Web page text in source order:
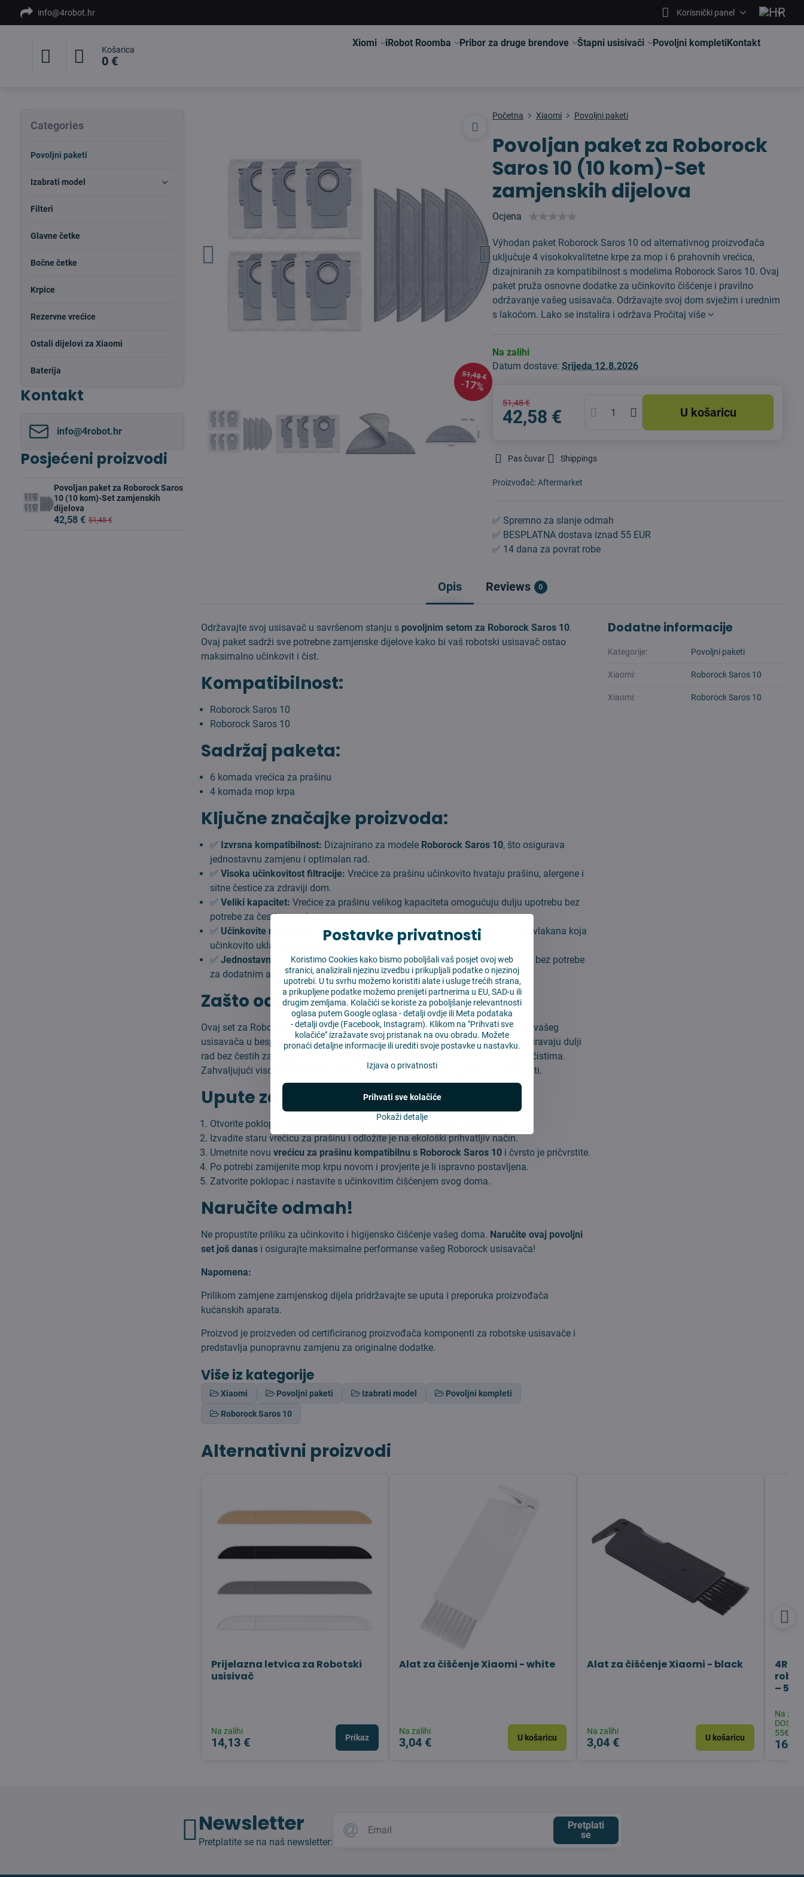
info@4robot.hr Korisnički panel
Košarica
0 €
Xiomi iRobot Roomba Pribor za druge brendove Štapni usisivači Povoljni kompletiKontakt
51,48 €
17%
Početna Xiaomi Povoljni paketi
Povoljan paket za Roborock
Saros 10 (10 kom)-Set
zamjenskih dijelova
Ocjena
Výhodan paket Roborock Saros 10 od alternativnog proizvođača
uključuje 4 visokokvalitetne krpe za mop i 6 prahovnih vrećica,
dizajniranih za kompatibilnost s modelima Roborock Saros 10. Ovaj
paket pruža osnovne dodatke za učinkovito čišćenje i pravilno
održavanje vašeg usisavača. Održavajte svoj dom svježim i urednim
s lakoćom. Lako se instalira i održava Pročitaj više
Na zalihi
Datum dostave:Srijeda 12.8.2026
51,48 €
42,58 € U košaricu
Pas čuvar Shippings
Proizvođač:Aftermarket
✅ Spremno za slanje odmah
✅ BESPLATNA dostava iznad 55 EUR
✅ 14 dana za povrat robe
Opis Reviews 0
Održavajte svoj usisavač u savršenom stanju s povoljnim setom za Roborock Saros 10.
Ovaj paket sadrži sve potrebne zamjenske dijelove kako bi vaš robotski usisavač ostao
maksimalno učinkovit i čist.
Kompatibilnost:
Roborock Saros 10
Roborock Saros 10
Sadržaj paketa:
6 komada vrećica za prašinu
4 komada mop krpa
Ključne značajke proizvoda:
✅ Izvrsna kompatibilnost: Dizajnirano za modele Roborock Saros 10, što osigurava
jednostavnu zamjenu i optimalan rad.
✅Visoka učinkovitost filtracije: Vrećice za prašinu učinkovito hvataju prašinu, alergene i
sitne čestice za zdraviji dom.
✅Veliki kapacitet: Vrećice za prašinu velikog kapaciteta omogućuju dulju upotrebu bez
potrebe za čestim zamjenama.
✅ Učinkovite mop krpe:
Krpe za mop izrađene su od visokokvalitetnih mikrovlakana koja
učinkovito uklanjaju prljavštinu i mrlje.
✅Jednostavna zamjena:Brza i čista zamjena vrećica za prašinu i mop krpa bez potrebe
za dodatnim alatima.
Zašto odabrati ovaj povoljni set?
Ovaj set za Roborock Saros 10 sadrži sve potrebne komponente za održavanje vašeg
usisavača u besprijekornom stanju. Vrećice za prašinu velikog kapaciteta osiguravaju dulji
rad bez čestih zamjena, dok mop krpe pomažu u održavanju podova savršeno čistima.
Zahvaljujući visokokvalitetnim materijalima, svi dijelovi su dugotrajni i učinkoviti.
Upute za upotrebu:
Otvorite poklopac spremnika za prašinu na svom Roborock usisavaču.
Izvadite staru vrećicu za prašinu i odložite je na ekološki prihvatljiv način.
Umetnite novuvrećicu za prašinu kompatibilnu s Roborock Saros 10 i čvrsto je pričvrstite.
Po potrebi zamijenite mop krpu novom i provjerite je li ispravno postavljena.
Zatvorite poklopac i nastavite s učinkovitim čišćenjem svog doma.
Naručite odmah!
Ne propustite priliku za učinkovito i higijensko čišćenje vašeg doma. Naručite ovaj povoljni
set još danas i osigurajte maksimalne performanse vašeg Roborock usisavača!
Napomena:
Prilikom zamjene zamjenskog dijela pridržavajte se uputa i preporuka proizvođača
kućanskih aparata.
Proizvod je proizveden od certificiranog proizvođača komponenti za robotske usisavače i
predstavlja punopravnu zamjenu za originalne dodatke.
Više iz kategorije
Xiaomi Povoljni paketi Izabrati model Povoljni kompleti
Roborock Saros 10
Dodatne informacije
Kategorije: Povoljni paketi
Xiaomi: Roborock Saros 10
Xiaomi: Roborock Saros 10
Alternativni proizvodi
Prijelazna letvica za Robotski
usisivač
Na zalihi
14,13 € Prikaz
Alat za čišćenje Xiaomi - white
Na zalihi
3,04 € U košaricu
Alat za čišćenje Xiaomi - black
Na zalihi
3,04 € U košaricu
–
Na
55€
Categories
Povoljni paketi
Izabrati model
Filteri
Glavne četke
Bočne četke
Krpice
Rezervne vrećice
Ostali dijelovi za Xiaomi
Baterija
Kontakt
info​@4robot​.hr
Posjećeni proizvodi
Povoljan paket za Roborock Saros
10 (10 kom)-Set zamjenskih
dijelova
42,58 € 51,48 €
Newsletter
Pretplatite se na naš newsletter:
Pretplati
se
Postavke privatnosti
Koristimo Cookies kako bismo poboljšali vaš posjet ovoj web
stranici, analizirali njezinu izvedbu i prikupljali podatke o njezinoj
upotrebi. U tu svrhu možemo koristiti alate i usluge trećih strana,
a prikupljene podatke možemo prenijeti partnerima u EU, SAD-u ili
drugim zemljama. Kolačići se koriste za poboljšanje relevantnosti
oglasa putem Google oglasa -detalji ovdje ili Meta podataka
-detalji ovdje (Facebook, Instagram). Klikom na "Prihvati sve
kolačiće" izražavate svoj pristanak na ovu obradu. Možete
pronaći detaljne informacije ili urediti svoje postavke u nastavku.
Izjava o privatnosti
Pokaži detalje
Prihvati sve kolačiće